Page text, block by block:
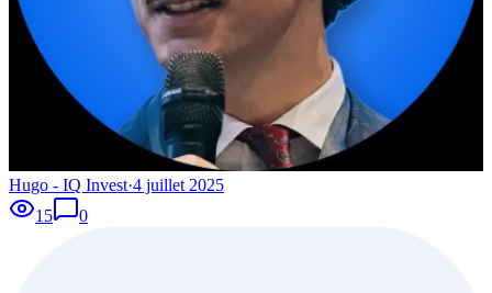
Hugo - IQ Invest·4 juillet 2025
15
0